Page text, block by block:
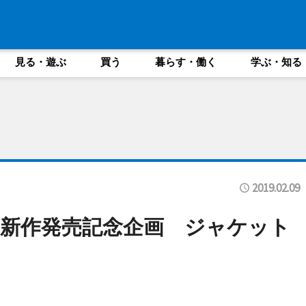
見る・遊ぶ 買う 暮らす・働く 学ぶ・知る
2019.02.09
作発売記念企画 ジャケット